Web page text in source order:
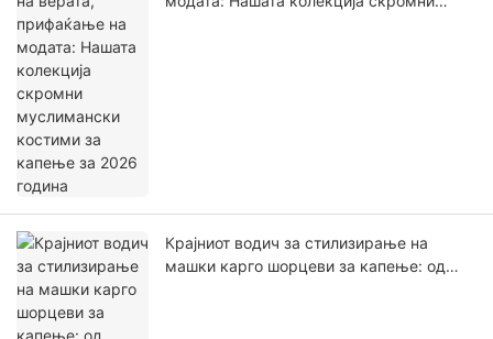
Крајниот водич за стилизирање на
машки карго шорцеви за капење: од